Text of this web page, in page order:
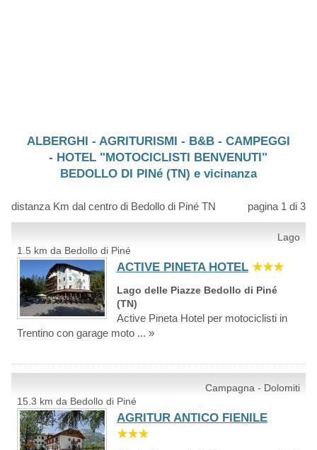
ALBERGHI - AGRITURISMI - B&B - CAMPEGGI
- HOTEL "MOTOCICLISTI BENVENUTI"
BEDOLLO DI PINé (TN) e vicinanza
distanza Km dal centro di Bedollo di Piné TN pagina 1 di 3
Lago
1.5 km da Bedollo di Piné
ACTIVE PINETA HOTEL ★★★
Lago delle Piazze Bedollo di Piné
(TN)
Active Pineta Hotel per motociclisti in
Trentino con garage moto ... »
Campagna - Dolomiti
15.3 km da Bedollo di Piné
AGRITUR ANTICO FIENILE
★★★